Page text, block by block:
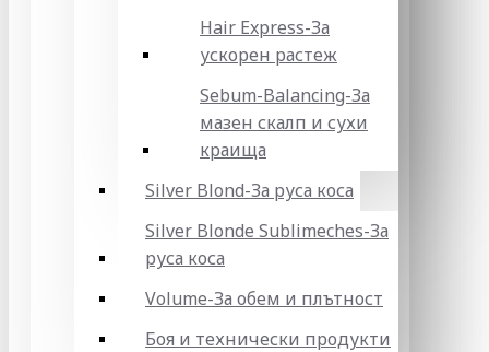
Hair Express-За
ускорен растеж
Sebum-Balancing-За
мазен скалп и сухи
краища
Silver Blond-За руса коса
Silver Blonde Sublіmeches-За
руса коса
Volume-За обем и плътност
Боя и технически продукти